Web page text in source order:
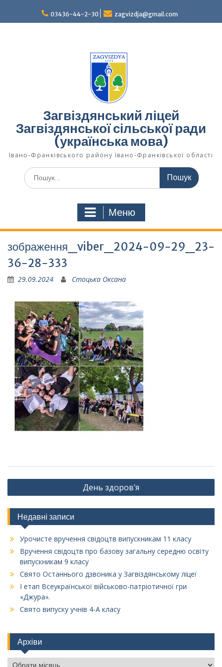
вмісту
03436-44-2-30 zagvizdja@gmail.com
Загвіздянський ліцей
Загвіздянської сільської ради
(українська мова)
Івано-Франківського району Івано-Франківської області
Шукати:
Меню
зображення_viber_2024-09-29_23-
36-28-333
29.09.2024 Стоцька Оксана
Навігація
записів
День здоров’я
Недавні записи
Урочисте вручення свідоцтв випускникам 11 класу
Вручення свідоцтв про базову загальну середню освіту
випускникам 9 класу
Свято Останнього дзвоника у Загвіздянському ліцеї
І етап Всеукраїнської військово-патріотичної гри
«Джура».
Свято випуску учнів 4-А класу
Архіви
Архіви